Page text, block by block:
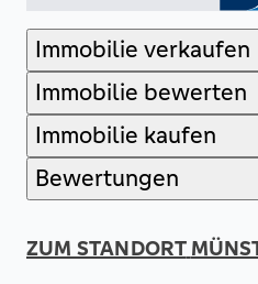
Immobilie verkaufen
Immobilie bewerten
Immobilie kaufen
Bewertungen
ZUM STANDORT